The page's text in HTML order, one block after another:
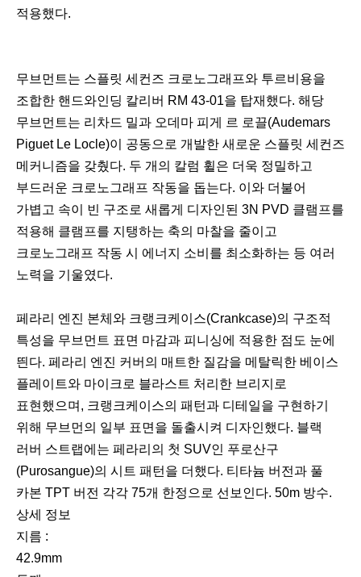
적용했다.
무브먼트는 스플릿 세컨즈 크로노그래프와 투르비용을
조합한 핸드와인딩 칼리버 RM 43-01을 탑재했다. 해당
무브먼트는 리차드 밀과 오데마 피게 르 로끌(Audemars
Piguet Le Locle)이 공동으로 개발한 새로운 스플릿 세컨즈
메커니즘을 갖췄다. 두 개의 칼럼 휠은 더욱 정밀하고
부드러운 크로노그래프 작동을 돕는다. 이와 더불어
가볍고 속이 빈 구조로 새롭게 디자인된 3N PVD 클램프를
적용해 클램프를 지탱하는 축의 마찰을 줄이고
크로노그래프 작동 시 에너지 소비를 최소화하는 등 여러
노력을 기울였다.
이
전
다
음
페라리 엔진 본체와 크랭크케이스(Crankcase)의 구조적
특성을 무브먼트 표면 마감과 피니싱에 적용한 점도 눈에
띈다. 페라리 엔진 커버의 매트한 질감을 메탈릭한 베이스
플레이트와 마이크로 블라스트 처리한 브리지로
표현했으며, 크랭크케이스의 패턴과 디테일을 구현하기
위해 무브먼의 일부 표면을 돌출시켜 디자인했다. 블랙
러버 스트랩에는 페라리의 첫 SUV인 푸로산구
(Purosangue)의 시트 패턴을 더했다. 티타늄 버전과 풀
카본 TPT 버전 각각 75개 한정으로 선보인다. 50m 방수.
상세 정보
지름 :
42.9mm